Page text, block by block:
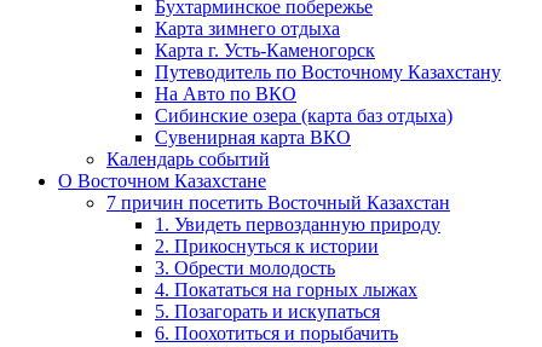
Бухтарминское побережье
Карта зимнего отдыха
Карта г. Усть-Каменогорск
Путеводитель по Восточному Казахстану
На Авто по ВКО
Сибинские озера (карта баз отдыха)
Сувенирная карта ВКО
Календарь событий
О Восточном Казахстане
7 причин посетить Восточный Казахстан
1. Увидеть первозданную природу
2. Прикоснуться к истории
3. Обрести молодость
4. Покататься на горных лыжах
5. Позагорать и искупаться
6. Поохотиться и порыбачить